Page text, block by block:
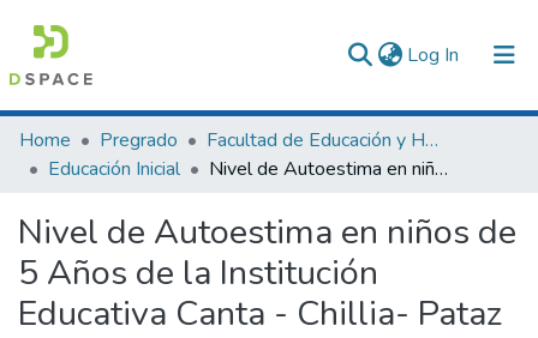
Log In (current)
Communities & Collections
All of DSpace
Statistics
Home Pregrado
Facultad de Educación y Humanidades
Educación Inicial
Nivel de Autoestima en niños de 5 Años de la Institución Educativa Canta - Chillia- Pataz
Nivel de Autoestima en niños de
5 Años de la Institución
Educativa Canta - Chillia- Pataz